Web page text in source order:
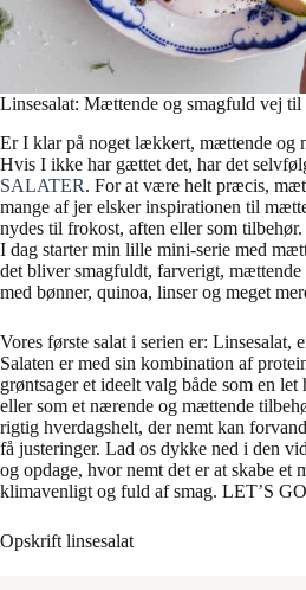
Linsesalat: Mættende og smagfuld vej til
Er I klar på noget lækkert, mættende og
Hvis I ikke har gættet det, har det
SALATER. For at være helt præcis,
mange af jer elsker inspirationen til
nydes til frokost, aften eller som tilbehør.
I dag starter min lille mini-serie med
det bliver smagfuldt, farverigt,
med bønner, quinoa, linser og meget
Vores første salat i serien er: Linsesalat,
Salaten er med sin kombination af
grøntsager et ideelt valg både som en
eller som et nærende og mættende
rigtig hverdagshelt, der nemt kan
få justeringer. Lad os dykke ned i den
og opdage, hvor nemt det er at skabe et
klimavenligt og fuld af smag. LET’S
Opskrift linsesalat